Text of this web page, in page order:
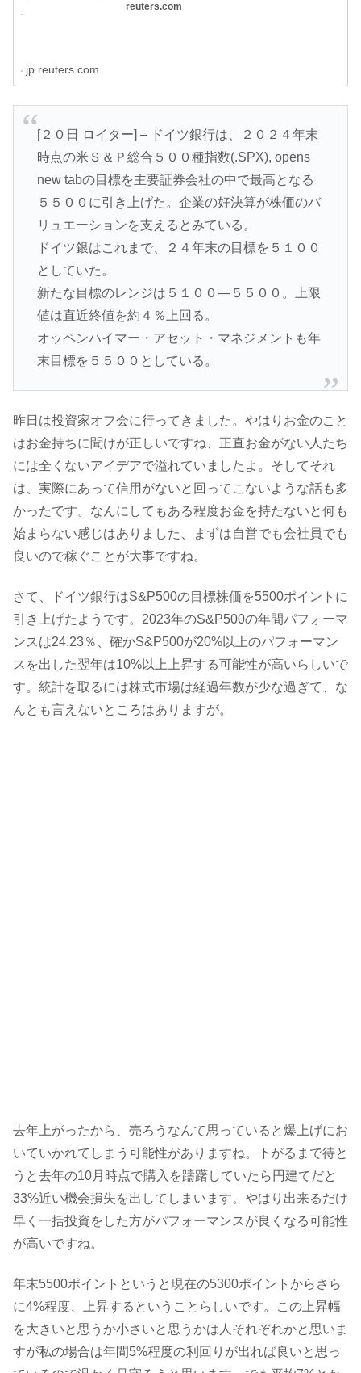
reuters.com
jp.reuters.com
[２０日 ロイター] – ドイツ銀行は、２０２４年末
時点の米Ｓ＆Ｐ総合５００種指数(.SPX), opens
new tabの目標を主要証券会社の中で最高となる
５５００に引き上げた。企業の好決算が株価のバ
リュエーションを支えるとみている。
ドイツ銀はこれまで、２４年末の目標を５１００
としていた。
新たな目標のレンジは５１００―５５００。上限
値は直近終値を約４％上回る。
オッペンハイマー・アセット・マネジメントも年
末目標を５５００としている。
昨日は投資家オフ会に行ってきました。やはりお金のこと
はお金持ちに聞けが正しいですね、正直お金がない人たち
には全くないアイデアで溢れていましたよ。そしてそれ
は、実際にあって信用がないと回ってこないような話も多
かったです。なんにしてもある程度お金を持たないと何も
始まらない感じはありました、まずは自営でも会社員でも
良いので稼ぐことが大事ですね。
さて、ドイツ銀行はS&P500の目標株価を5500ポイントに
引き上げたようです。2023年のS&P500の年間パフォーマ
ンスは24.23％、確かS&P500が20%以上のパフォーマン
スを出した翌年は10%以上上昇する可能性が高いらしいで
す。統計を取るには株式市場は経過年数が少な過ぎて、な
んとも言えないところはありますが。
去年上がったから、売ろうなんて思っていると爆上げにお
いていかれてしまう可能性がありますね。下がるまで待と
うと去年の10月時点で購入を躊躇していたら円建てだと
33%近い機会損失を出してしまいます。やはり出来るだけ
早く一括投資をした方がパフォーマンスが良くなる可能性
が高いですね。
年末5500ポイントというと現在の5300ポイントからさら
に4%程度、上昇するということらしいです。この上昇幅
を大きいと思うか小さいと思うかは人それぞれかと思いま
すが私の場合は年間5%程度の利回りが出れば良いと思っ